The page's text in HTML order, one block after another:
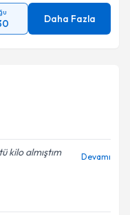
Daha Fazla
kilo almıştım
Devamı